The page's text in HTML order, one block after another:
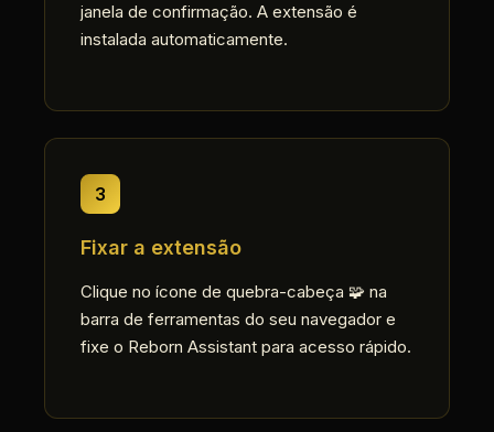
janela de confirmação. A extensão é
instalada automaticamente.
3
Fixar a extensão
Clique no ícone de quebra-cabeça 🧩 na
barra de ferramentas do seu navegador e
fixe o Reborn Assistant para acesso rápido.